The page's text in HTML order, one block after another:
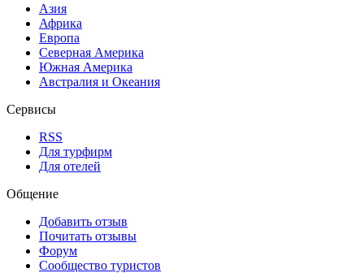
Азия
Африка
Европа
Северная Америка
Южная Америка
Австралия и Океания
Сервисы
RSS
Для турфирм
Для отелей
Общение
Добавить отзыв
Почитать отзывы
Форум
Сообщество туристов